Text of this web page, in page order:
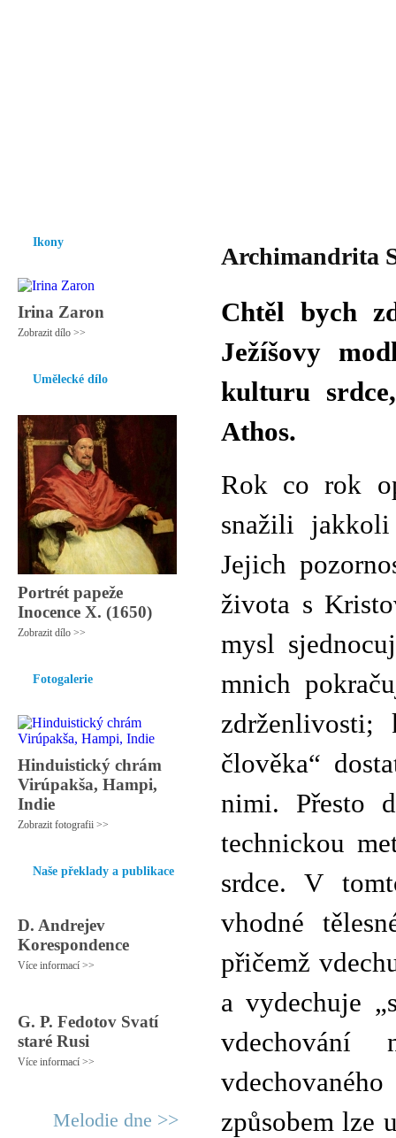
Ikony
Irina Zaron
Zobrazit dílo >>
Umělecké dílo
Portrét papeže
Inocence X. (1650)
Zobrazit dílo >>
Fotogalerie
Hinduistický chrám
Virúpakša, Hampi,
Indie
Zobrazit fotografii >>
Naše překlady a publikace
D. Andrejev
Korespondence
Více informací >>
G. P. Fedotov Svatí
staré Rusi
Více informací >>
Melodie dne >>
Archimandrita
Chtěl bych
Ježíšovy
kulturu
Athos.
Rok co rok
snažili
Jejich
života s
mysl
mnich
člověka“
nimi. Přesto
technickou
srdce. V
vhodné
přičemž
a vydechuje
vdechování
způsobem lze